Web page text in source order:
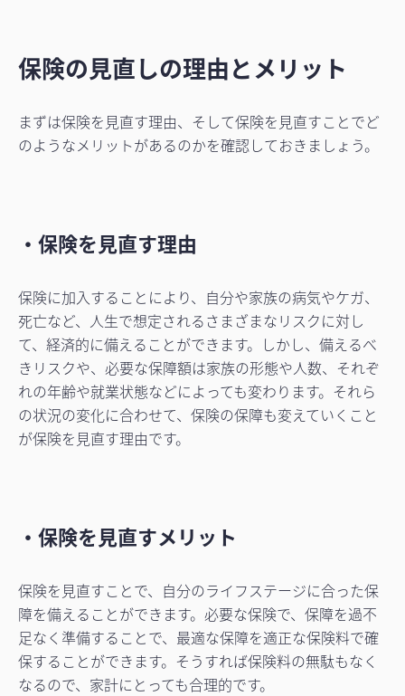
保険の見直しの理由とメリット
まずは保険を見直す理由、そして保険を見直すことでど
のようなメリットがあるのかを確認しておきましょう。
・保険を見直す理由
保険に加入することにより、自分や家族の病気やケガ、
死亡など、人生で想定されるさまざまなリスクに対し
て、経済的に備えることができます。しかし、備えるべ
きリスクや、必要な保障額は家族の形態や人数、それぞ
れの年齢や就業状態などによっても変わります。それら
の状況の変化に合わせて、保険の保障も変えていくこと
が保険を見直す理由です。
・保険を見直すメリット
保険を見直すことで、自分のライフステージに合った保
障を備えることができます。必要な保険で、保障を過不
足なく準備することで、最適な保障を適正な保険料で確
保することができます。そうすれば保険料の無駄もなく
なるので、家計にとっても合理的です。